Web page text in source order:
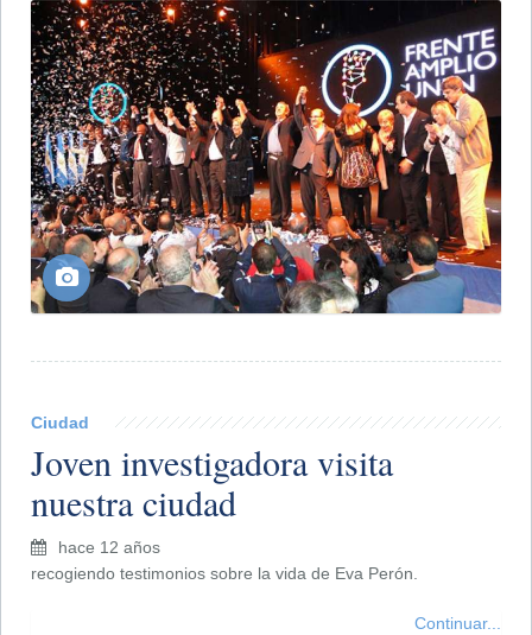
Ciudad
Joven investigadora visita
nuestra ciudad
hace 12 años
recogiendo testimonios sobre la vida de Eva Perón.
Continuar...